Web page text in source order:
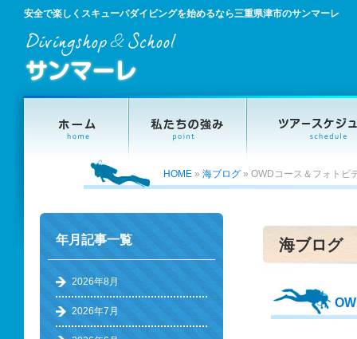
安全で楽しくスキューバダイビングを始めるなら三重県津市のサンマーレ
HOME » 海ブログ » OWDコース＆フォトビ
海ブログ
年月記事一覧
2026年8月
2026年7月